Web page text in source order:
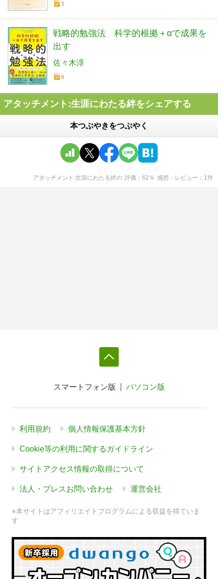
3
戦略的勉強法 科学的根拠＋αで成果を
出す
佐々木淳
9
アタッチメント:生涯にわたる絆をシェアする
本つぶやきをつぶやく
アタッチメント:生涯にわたる絆の 評価 62 ％ 感想・レビュー 1 件
スマートフォン版 パソコン版
利用規約 個人情報保護基本方針
Cookie等の利用に関するガイドライン
サイトアクセス情報の取得について
法人・プレスお問い合わせ 運営会社
※本サイトはアフィリエイトプログラムによる収益を得ていま
す